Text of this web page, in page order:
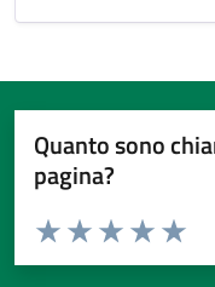
Quanto sono
pagina?
Valuta da 1 a 5 stelle la
Valuta 4
Valuta 3
Valuta 2 stelle su
Valuta 1 stelle su 5